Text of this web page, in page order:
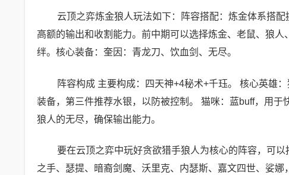
云顶之弈炼金狼人玩法如下：阵容搭配：炼金体系搭
高额的输出和收割能力。前中期可以选择炼金、老鼠、狼
绊。核心装备：奎因：青龙刀、饮血剑、无尽。
阵容构成 主要构成：四天神+4秘术+千珏。 核心英雄
装备，第三件推荐水银，以防被控制。 猫咪：蓝buff，用
狼人的无尽，确保输出能力。
要在云顶之弈中玩好贪欲猎手狼人为核心的阵容，可
之手、瑟提、暗裔剑魔、沃里克、内瑟斯、嘉文四世、娑